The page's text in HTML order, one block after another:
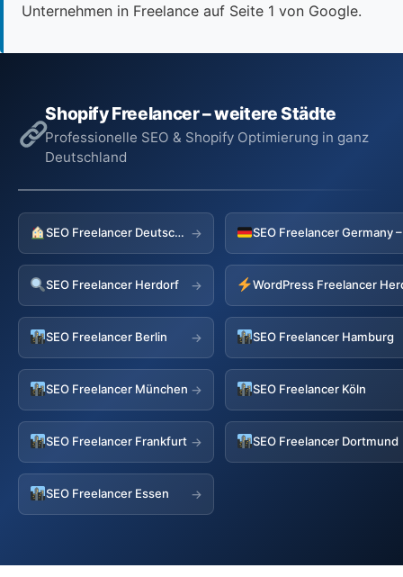
Unternehmen in Freelance auf Seite 1 von Google.
Shopify Freelancer – weitere Städte
Professionelle SEO & Shopify Optimierung in ganz
Deutschland
SEO Freelancer Deutschland →
SEO Freelancer Herdorf → WordPress Freelancer
SEO Freelancer Berlin → SEO Freelancer Hamburg
SEO Freelancer München → SEO Freelancer Köln
SEO Freelancer Frankfurt → SEO Freelancer Dortmund
SEO Freelancer Essen →